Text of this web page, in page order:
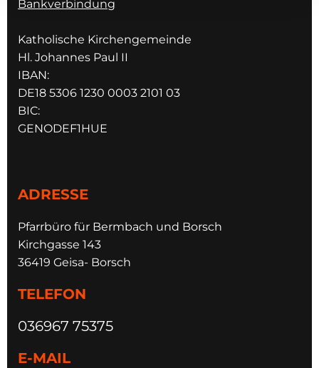
Bankverbindung
Katholische Kirchengemeinde
Hl. Johannes Paul II
IBAN:
DE18 5306 1230 0003 2101 03
BIC:
GENODEF1HUE
ADRESSE
Pfarrbüro für Bermbach und Borsch
Kirchgasse 143
36419 Geisa- Borsch
TELEFON
036967 75375
E-MAIL